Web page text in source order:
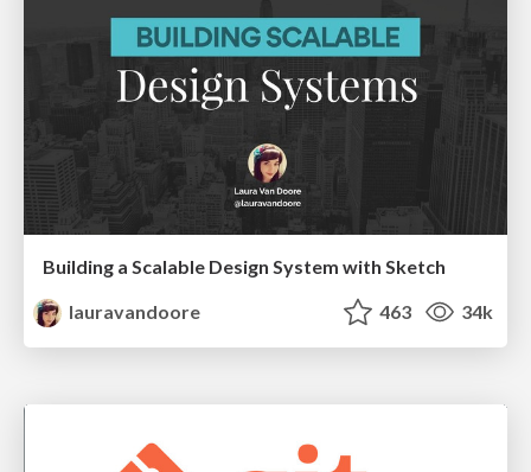
Building a Scalable Design System with Sketch
lauravandoore
463 34k